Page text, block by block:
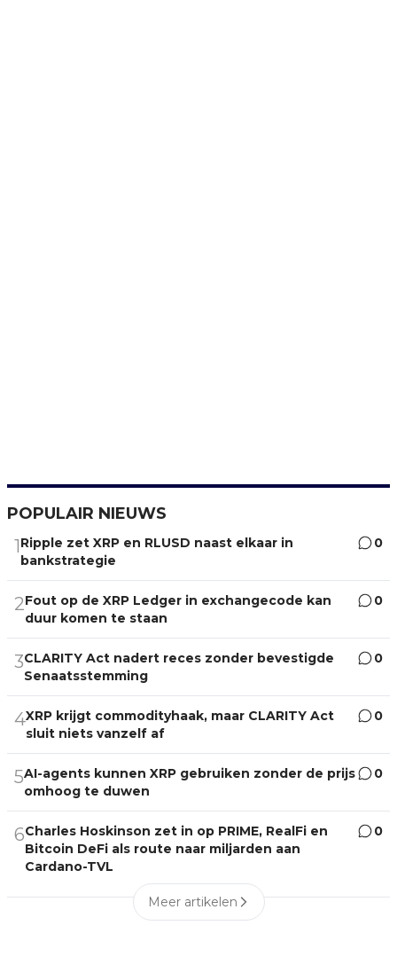
POPULAIR NIEUWS
1 Ripple zet XRP en RLUSD naast elkaar in
bankstrategie
0
2Fout op de XRP Ledger in exchangecode kan
duur komen te staan
0
3CLARITY Act nadert reces zonder bevestigde
Senaatsstemming
0
4XRP krijgt commodityhaak, maar CLARITY Act
sluit niets vanzelf af
0
5AI-agents kunnen XRP gebruiken zonder de prijs
omhoog te duwen
0
6Charles Hoskinson zet in op PRIME, RealFi en
Bitcoin DeFi als route naar miljarden aan
Cardano-TVL
0
Meer artikelen